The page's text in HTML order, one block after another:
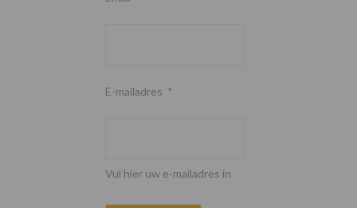
E-mailadres *
Vul hier uw e-mailadres in